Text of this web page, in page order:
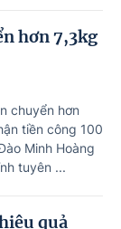
hơn 7,3kg
chuyển hơn
tiền công 100
Minh Hoàng
tuyên ...
quả